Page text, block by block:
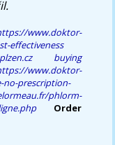
www.doktor-
effectiveness
buying
www.doktor-
no-prescription-
phlorm-
Order